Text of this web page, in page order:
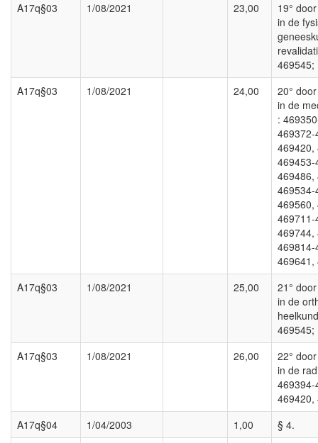
A17q§03
1/08/2021 23,00
19°
in de
469545;
A17q§03
1/08/2021 24,00
20°
in de
:
469420,
469486,
469560,
469744,
469641,
A17q§03
1/08/2021 25,00
21°
in de
469545;
A17q§03
1/08/2021 26,00
22°
in de
469420,
A17q§04
1/04/2003 1,00
§ 4.